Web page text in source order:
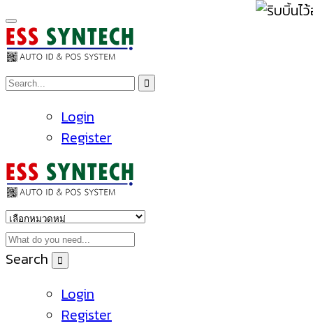
Login
Register
Search
Login
Register